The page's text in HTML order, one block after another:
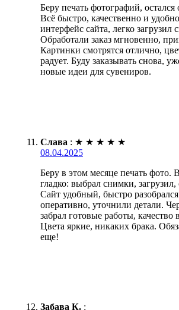
Беру печать фотографий, остался
Всё быстро, качественно и
интерфейс сайта, легко загрузил
Обработали заказ мгновенно,
Картинки смотрятся отлично,
радует. Буду заказывать снова,
новые идеи для сувениров.
Слава : ★ ★ ★ ★ ★
08.04.2025
Беру в этом месяце печать фото.
гладко: выбрал снимки, загрузил,
Сайт удобный, быстро
оперативно, уточнили детали.
забрал готовые работы, качество
Цвета яркие, никаких брака.
еще!
Забава К. :